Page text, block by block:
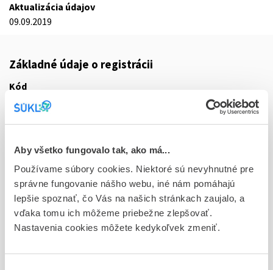
Aby všetko fungovalo tak, ako má...
Používame súbory cookies. Niektoré sú nevyhnutné pre
správne fungovanie nášho webu, iné nám pomáhajú
lepšie spoznať, čo Vás na našich stránkach zaujalo, a
vďaka tomu ich môžeme priebežne zlepšovať.
Nastavenia cookies môžete kedykoľvek zmeniť.
Aktualizácia údajov
09.09.2019
Základné údaje o registrácii
Kód
9824A
Registračné číslo
Doplnok
sol inf 10x250 ml/400 mg (vak polyolefínový)
Stav
D - Registrácia bez obmedzenia platnosti
Typ registračnej procedúry